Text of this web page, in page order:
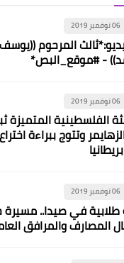
توزع الهدايا
06 نوفمبر 2019
المرحوم
- #موقع_البص*
06 نوفمبر 2019
الفلسطينية
06 نوفمبر 2019
طلابية في صيدا..
المصارف والمرافق